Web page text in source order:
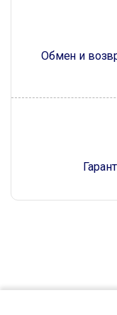
Обмен и